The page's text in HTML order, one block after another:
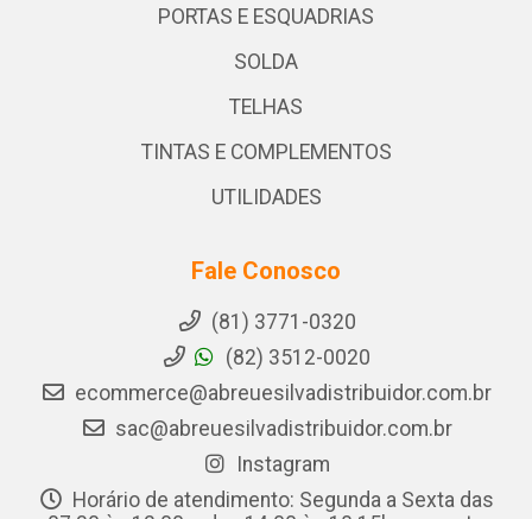
PORTAS E ESQUADRIAS
SOLDA
TELHAS
TINTAS E COMPLEMENTOS
UTILIDADES
Fale Conosco
(81) 3771-0320
(82) 3512-0020
ecommerce@abreuesilvadistribuidor.com.br
sac@abreuesilvadistribuidor.com.br
Instagram
Horário de atendimento: Segunda a Sexta das